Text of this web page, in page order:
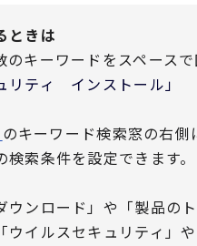
ときは
キーワードをスペース
リティ インストール
のキーワード検索窓の右
索条件を設定できます。
ンロード」や「製品のト
イルスセキュリティ」や